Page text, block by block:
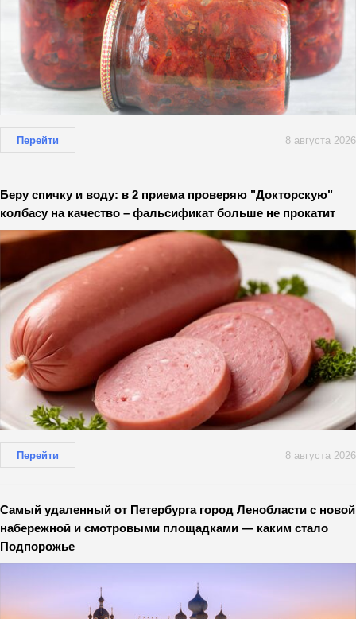
Перейти 8 августа 2026
Беру спичку и воду: в 2 приема проверяю "Докторскую"
колбасу на качество – фальсификат больше не прокатит
Перейти 8 августа 2026
Самый удаленный от Петербурга город Ленобласти с новой
набережной и смотровыми площадками — каким стало
Подпорожье